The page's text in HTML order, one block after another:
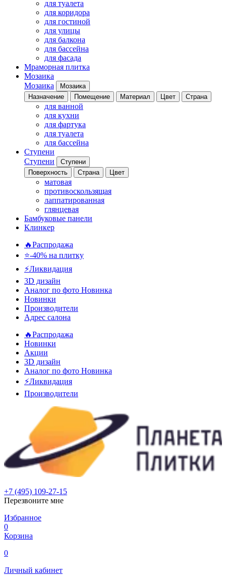
для туалета
для коридора
для гостиной
для улицы
для балкона
для бассейна
для фасада
Мраморная плитка
Мозаика
Мозаика
Мозаика
Назначение
Помещение Материал Цвет Страна
для ванной
для кухни
для фартука
для туалета
для бассейна
Ступени
Ступени
Ступени
Поверхность
Страна Цвет
матовая
противоскользящая
лаппатированная
глянцевая
Бамбуковые панели
Клинкер
🔥Распродажа
⭐-40% на плитку
⚡️Ликвидация
3D дизайн
Аналог по фото Новинка
Новинки
Производители
Адрес салона
🔥Распродажа
Новинки
Акции
3D дизайн
Аналог по фото Новинка
⚡Ликвидация
Производители
+7 (495) 109-27-15
Перезвоните мне
Избранное
0
Корзина
0
Личный кабинет